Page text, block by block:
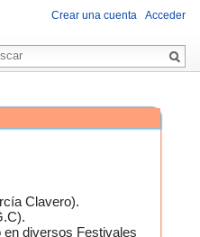
Clavero).
diversos Festivales
Crear una cuenta Acceder